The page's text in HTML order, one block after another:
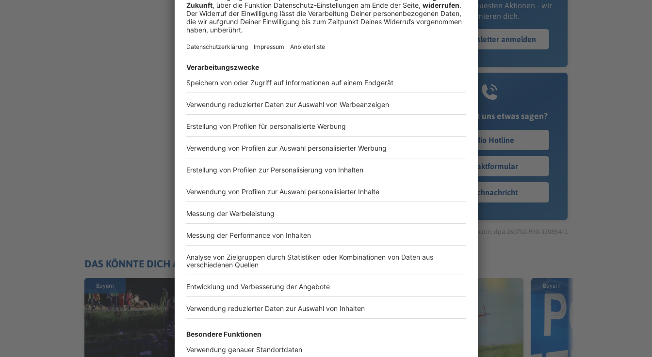
oder unsere neuesten Aktionen - wir
informieren dich.
Zum Newsletter anmelden
Du möchtest uns etwas sagen?
Studio Hotline
Kontaktformular
Sprachnachricht
© dpa-infocom, dpa:260702-930-320854/1
DAS KÖNNTE DICH AUCH INTERESSIEREN
Bayern Bayern Bayern